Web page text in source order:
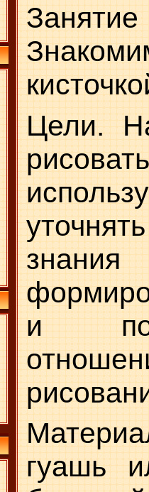
Цели.
и
гуашь